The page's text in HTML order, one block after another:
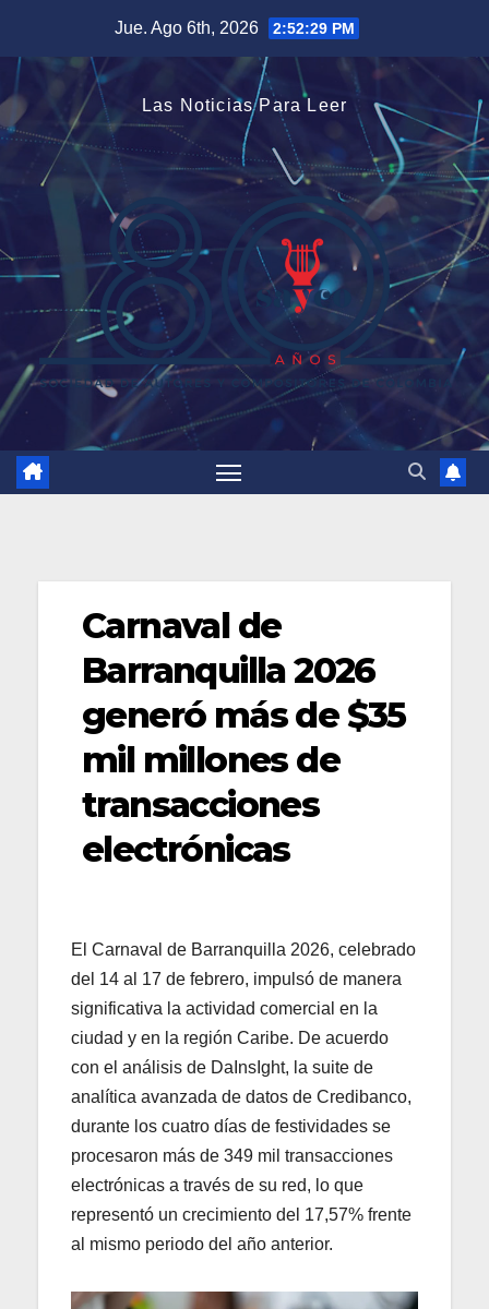
contenido
Jue. Ago 6th, 2026 2:52:30 PM
Las Noticias Para Leer
Carnaval de
Barranquilla 2026
generó más de $35
mil millones de
transacciones
electrónicas
El Carnaval de Barranquilla 2026, celebrado
del 14 al 17 de febrero, impulsó de manera
significativa la actividad comercial en la
ciudad y en la región Caribe. De acuerdo
con el análisis de DaInsIght, la suite de
analítica avanzada de datos de Credibanco,
durante los cuatro días de festividades se
procesaron más de 349 mil transacciones
electrónicas a través de su red, lo que
representó un crecimiento del 17,57% frente
al mismo periodo del año anterior.